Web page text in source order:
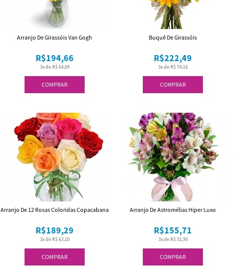
COMPRAR
3x de R$ 64,89
R$194,66
Arranjo De Girassóis Van Gogh
COMPRAR
3x de R$ 74,16
R$222,49
Buquê De Girassóis
COMPRAR
3x de R$ 63,10
R$189,29
Arranjo De 12 Rosas Coloridas Copacabana
COMPRAR
3x de R$ 51,90
R$155,71
Arranjo De Astromélias Hiper Luxo